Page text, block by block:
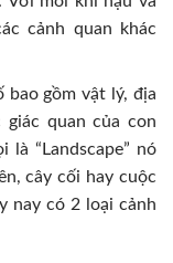
cảnh quan khác
bao gồm vật lý, địa
quan của con
“Landscape” nó
cây cối hay cuộc
nay có 2 loại cảnh